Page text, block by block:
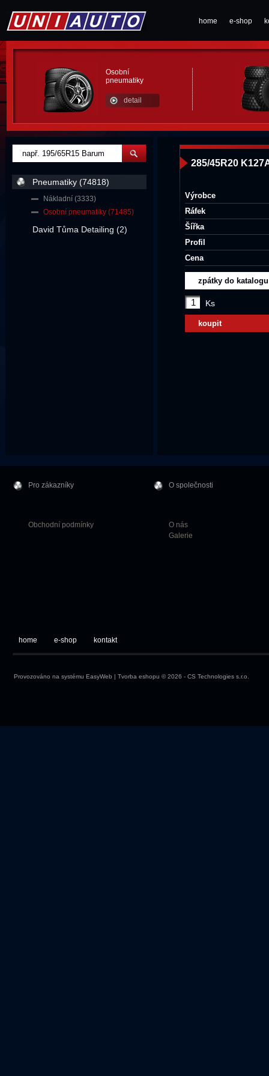
home e-shop
Osobní
pneumatiky
detail
285/45R20
Výrobce
Ráfek
Šířka
Profil
Cena
zpátky do katalogu
Ks
koupit
Pneumatiky (74818)
Nákladní (3333)
Osobní pneumatiky (71485)
David Tůma Detailing (2)
Pro zákazníky
Obchodní podmínky
O společnosti
O nás
Galerie
home e-shop kontakt
Provozováno na systému EasyWeb | Tvorba eshopu © 2026 - CS Technologies s.r.o.